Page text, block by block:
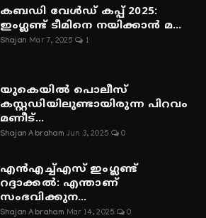
കബഡി വേൾഡ് കപ്പ് 2025:
ഇംഗ്ലണ്ട് ടീമിനെ നയിക്കാൻ മ...
Shajan Mar 7, 2025 1
യുകെയിൽ പൊലീസ്
കസ്റ്റഡിയിലുണ്ടായിരുന്ന പിറവം
മണീട്...
Shajan Abraham Jun 3, 2025 0
എൻഎച്ച്എസ് ഇംഗ്ലണ്ട്
റദ്ദാക്കൽ: എന്താണ്
സംഭവിക്കുന...
Shajan Abraham Mar 14, 2025 0